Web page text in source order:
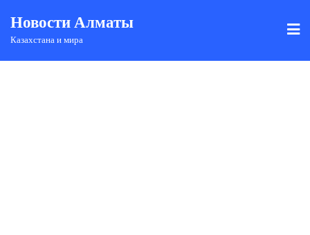
Новости Алматы
Казахстана и мира